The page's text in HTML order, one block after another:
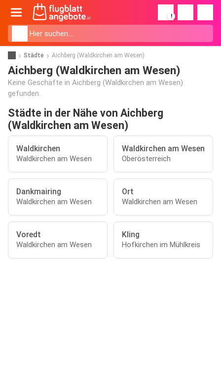
!
Städte Aichberg (Waldkirchen am Wesen)
Aichberg (Waldkirchen am Wesen)
Keine Geschäfte in Aichberg (Waldkirchen am Wesen)
gefunden.
Städte in der Nähe von Aichberg
(Waldkirchen am Wesen)
Waldkirchen
Waldkirchen am Wesen
Waldkirchen am Wesen
Oberösterreich
Dankmairing
Waldkirchen am Wesen
Ort
Waldkirchen am Wesen
Voredt
Waldkirchen am Wesen
Kling
Hofkirchen im Mühlkreis